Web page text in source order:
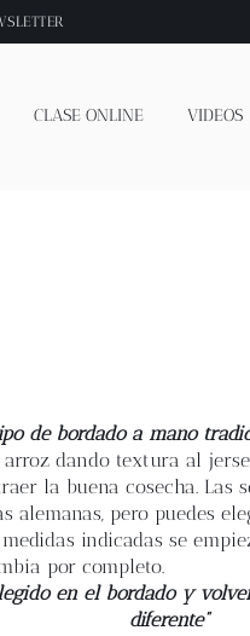
CLASE ONLINE VIDEOS
de bordado a mano
arroz dando textura al
la buena cosecha. Las
alemanas, pero puedes
indicadas se
por completo.
en el bordado y
diferente”